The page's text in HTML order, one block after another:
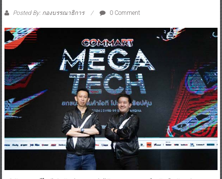
Posted By: กองบรรณาธิการ 0 Comment